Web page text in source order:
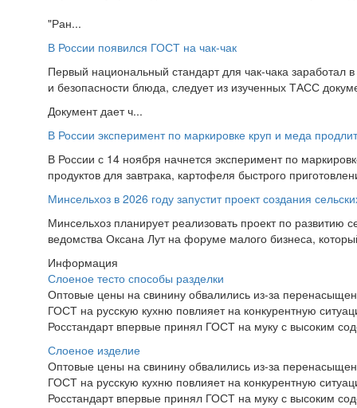
"Ран...
В России появился ГОСТ на чак-чак
Первый национальный стандарт для чак-чака заработал
и безопасности блюда, следует из изученных ТАСС
Документ дает ч...
В России эксперимент по маркировке круп и меда
В России с 14 ноября начнется эксперимент по
продуктов для завтрака, картофеля быстрого
Минсельхоз в 2026 году запустит проект создания
Минсельхоз планирует реализовать проект по развитию
ведомства Оксана Лут на форуме малого бизнеса,
Информация
Слоеное тесто способы разделки
Оптовые цены на свинину обвалились из-за
ГОСТ на русскую кухню повлияет на конкурентную
Росстандарт впервые принял ГОСТ на муку с высоким
Слоеное изделие
Оптовые цены на свинину обвалились из-за
ГОСТ на русскую кухню повлияет на конкурентную
Росстандарт впервые принял ГОСТ на муку с высоким